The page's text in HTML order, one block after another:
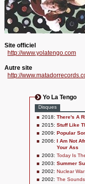
Site officiel
http://www.yolatengo.com
Autre site
http://
Yo La Tengo
Disques
2018: There's A
2015: Stuff Like
2009: Popular
2006: I Am Not
Your Ass
2003: Today Is
2003: Summer
2002: Nuclear
2002: The